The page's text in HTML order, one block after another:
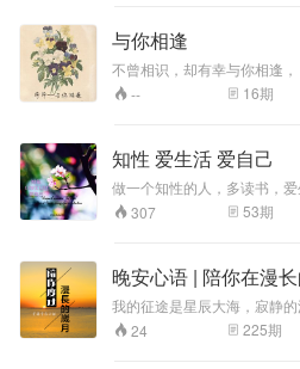
与你相逢
不曾相识，却有幸与你相逢，
号：与你相逢FM
-- 16期
知性 爱生活 爱自己
做一个知性的人，多读书，
307
53期
晚安心语 | 陪你在漫
我的征途是星辰大海，寂静的
空中，我在电波里陪伴着你！
24 225期